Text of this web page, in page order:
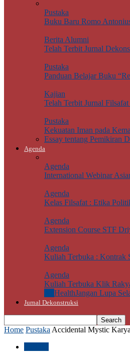
Pustaka
Buku Baru Romo
Berita Alumni
Telah Terbit Jurnal
Pustaka
Panduan Belajar Buku
Kajian
Telah Terbit Jurnal
Pustaka
Kekuatan Iman pada
Essay tentang Pemikiran
Agenda
Agenda
International Webinar
Agenda
Kelas Filsafat : Etika
Agenda
Extension Course STF
Agenda
Kuliah Terbuka : Kontrak
Agenda
Kuliah Terbuka Klik
HealthJangan Lupa
Jurnal Dekonstruksi
Home Pustaka Accidental Mystic